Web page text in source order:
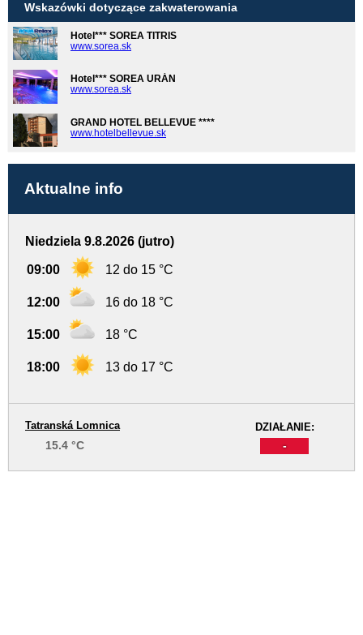
Wskazówki dotyczące zakwaterowania
Hotel*** SOREA TITRIS
www.sorea.sk
Hotel*** SOREA URÁN
www.sorea.sk
GRAND HOTEL BELLEVUE ****
www.hotelbellevue.sk
Aktualne info
Niedziela 9.8.2026 (jutro)
09:00 12 do 15 °C
12:00 16 do 18 °C
15:00 18 °C
18:00 13 do 17 °C
DZIAŁANIE:
-
Tatranská Lomnica
15.4 °C